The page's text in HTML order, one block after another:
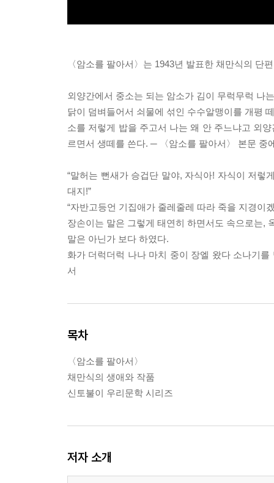
〈암소를 팔아서〉는 1943년 발표한 채만식의 단
외양간에서 중소는 되는 암소가 김이 무럭무럭 나
닭이 덤벼들어서 쇠물에 섞인 수수알맹이를 개평
소를 저렇게 밥을 주고서 나는 왜 안 주느냐고 외
르면서 생떼를 쓴다. ─ 〈암소를 팔아서〉 본문 중
“말허는 뻔새가 승겁단 말야, 자식아! 자식이 저
대지!”
“자반고등언 기집애가 줄레줄레 따라 죽을 지경이
장손이는 말은 그렇게 태연히 하면서도 속으로는,
말은 아닌가 보다 하였다.
화가 더럭더럭 나나 마치 중이 장엘 왔다 소나기
서
목차
〈암소를 팔아서〉
채만식의 생애와 작품
신토불이 우리문학 시리즈
저자 소개